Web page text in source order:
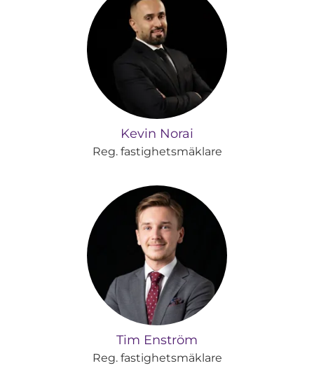
Kevin Norai
Reg. fastighetsmäklare
Tim Enström
Reg. fastighetsmäklare